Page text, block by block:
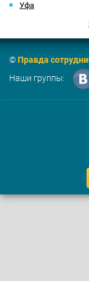
Уфа
©Правда
Наши группы: